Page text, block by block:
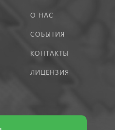
О НАС
СОБЫТИЯ
КОНТАКТЫ
ЛИЦЕНЗИЯ